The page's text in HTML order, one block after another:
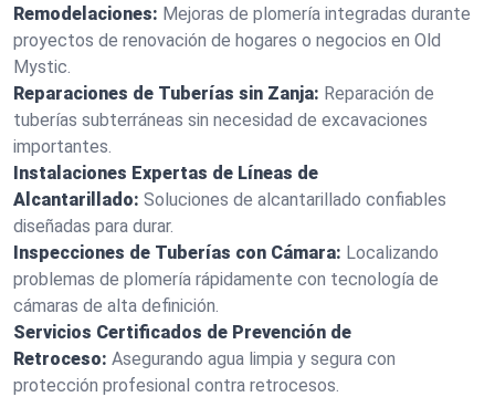
Remodelaciones: Mejoras de plomería integradas durante
proyectos de renovación de hogares o negocios en Old
Mystic.
Reparaciones de Tuberías sin Zanja: Reparación de
tuberías subterráneas sin necesidad de excavaciones
importantes.
Instalaciones Expertas de Líneas de
Alcantarillado: Soluciones de alcantarillado confiables
diseñadas para durar.
Inspecciones de Tuberías con Cámara: Localizando
problemas de plomería rápidamente con tecnología de
cámaras de alta definición.
Servicios Certificados de Prevención de
Retroceso: Asegurando agua limpia y segura con
protección profesional contra retrocesos.